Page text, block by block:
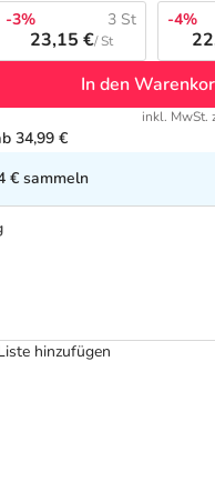
-3% 3 St
23,15 €/ St
-4%
In den
inkl. MwSt.
34,99 €
€ sammeln
hinzufügen